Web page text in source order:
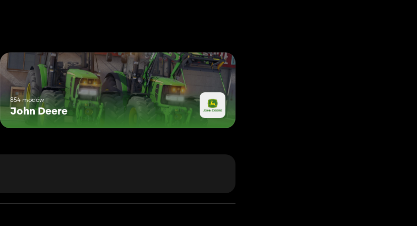
854 modów
John Deere